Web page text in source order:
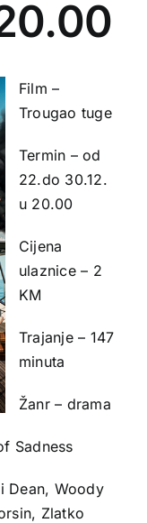
Film –
Trougao tuge
Termin – od
22.do 30.12.
u 20.00
Cijena
ulaznice – 2
KM
Trajanje – 147
minuta
Žanr – drama
Sadness
Dean, Woody
Zlatko